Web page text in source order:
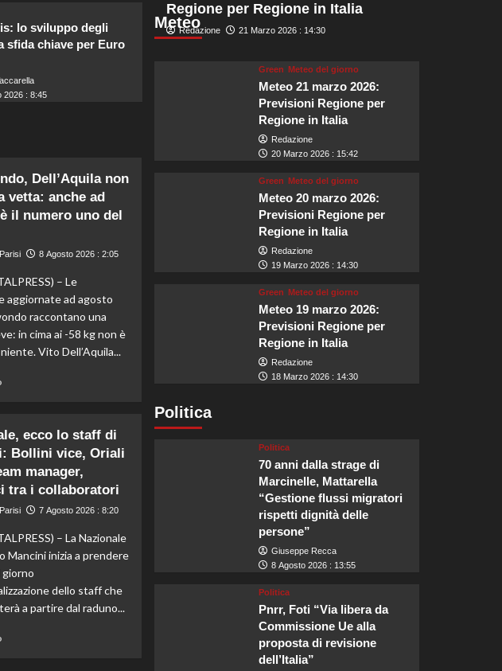
lo sviluppo degli
sfida chiave per Euro
2026 : 8:45
Dell’Aquila non
vetta: anche ad
il numero uno del
8 Agosto 2026 : 2:05
– Le
aggiornate ad agosto
raccontano una
in cima ai -58 kg non è
Vito Dell’Aquila...
Taekwondo,
Dell’Aquila
non
lascia
vetta:
ad
agosto
è
il
numero
ecco lo staff di
Bollini vice, Oriali
manager,
tra i collaboratori
7 Agosto 2026 : 8:20
– La Nazionale
Mancini inizia a prendere
giorno
dello staff che
a partire dal raduno...
Meteo
Regione per Regione in Italia
Redazione 21 Marzo 2026 : 14:30
Green Meteo del giorno
Meteo 21 marzo 2026:
Previsioni Regione per
Regione in Italia
Redazione
20 Marzo 2026 : 15:42
Green Meteo del giorno
Meteo 20 marzo 2026:
Previsioni Regione per
Regione in Italia
Redazione
19 Marzo 2026 : 14:30
Green Meteo del giorno
Meteo 19 marzo 2026:
Previsioni Regione per
Regione in Italia
Redazione
18 Marzo 2026 : 14:30
Politica
Politica
70 anni dalla strage di
Marcinelle, Mattarella
“Gestione flussi migratori
rispetti dignità delle
persone”
Giuseppe Recca
8 Agosto 2026 : 13:55
Politica
Pnrr, Foti “Via libera da
Commissione Ue alla
proposta di revisione
dell’Italia”